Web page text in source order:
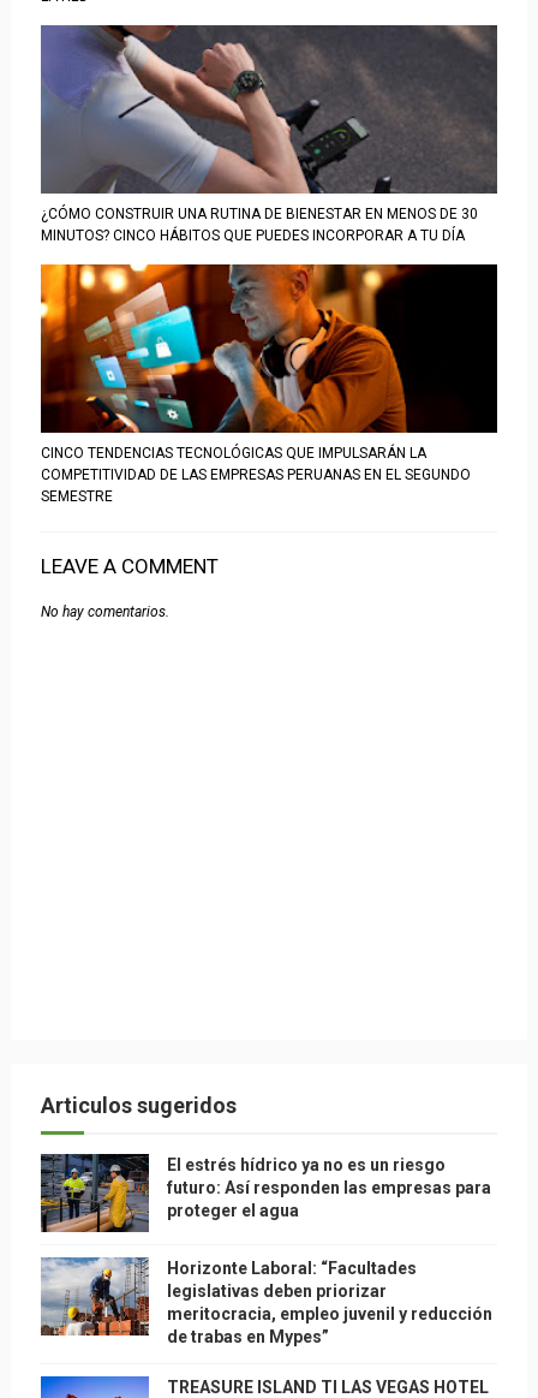
¿CÓMO CONSTRUIR UNA RUTINA DE BIENESTAR EN MENOS DE 30
MINUTOS? CINCO HÁBITOS QUE PUEDES INCORPORAR A TU DÍA
CINCO TENDENCIAS TECNOLÓGICAS QUE IMPULSARÁN LA
COMPETITIVIDAD DE LAS EMPRESAS PERUANAS EN EL SEGUNDO
SEMESTRE
LEAVE A COMMENT
No hay comentarios.
Articulos sugeridos
El estrés hídrico ya no es un riesgo
futuro: Así responden las empresas para
proteger el agua
Horizonte Laboral: “Facultades
legislativas deben priorizar
meritocracia, empleo juvenil y reducción
de trabas en Mypes”
TREASURE ISLAND TI LAS VEGAS HOTEL